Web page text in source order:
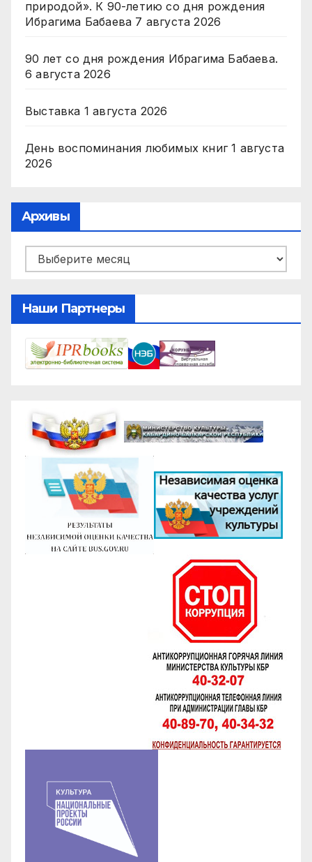
природой». К 90-летию со дня рождения
Ибрагима Бабаева 7 августа 2026
90 лет со дня рождения Ибрагима Бабаева.
6 августа 2026
Выставка 1 августа 2026
День воспоминания любимых книг 1 августа
2026
Архивы
Архивы
Наши Партнеры